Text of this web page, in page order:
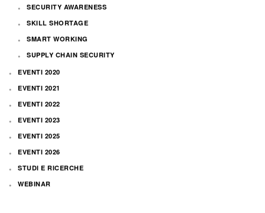
SECURITY AWARENESS
SKILL SHORTAGE
SMART WORKING
SUPPLY CHAIN SECURITY
EVENTI 2020
EVENTI 2021
EVENTI 2022
EVENTI 2023
EVENTI 2025
EVENTI 2026
STUDI E RICERCHE
WEBINAR